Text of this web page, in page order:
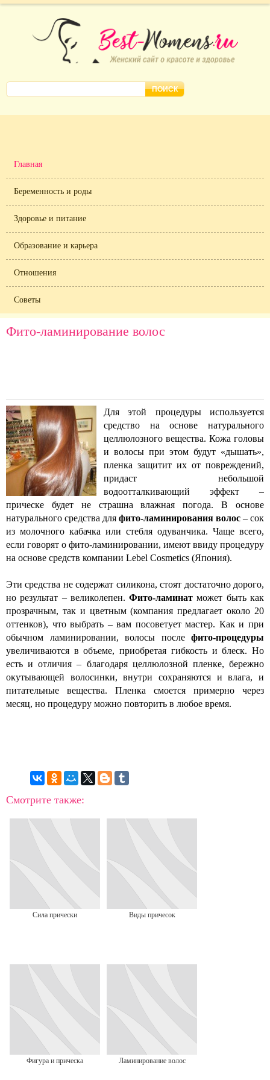
Главная
Беременность и роды
Здоровье и питание
Образование и карьера
Отношения
Советы
Фито-ламинирование волос
Для этой процедуры используется
средство на основе натурального
целлюлозного вещества. Кожа головы
и волосы при этом будут «дышать»,
пленка защитит их от повреждений,
придаст небольшой
водоотталкивающий эффект –
прическе будет не страшна влажная погода. В основе
натурального средства для фито-ламинирования волос – сок
из молочного кабачка или стебля одуванчика. Чаще всего,
если говорят о фито-ламинировании, имеют ввиду процедуру
на основе средств компании Lebel Cosmetics (Япония).
Эти средства не содержат силикона, стоят достаточно дорого,
но результат – великолепен.Фито-ламинат может быть как
прозрачным, так и цветным (компания предлагает около 20
оттенков), что выбрать – вам посоветует мастер. Как и при
обычном ламинировании, волосы после фито-процедуры
увеличиваются в объеме, приобретая гибкость и блеск. Но
есть и отличия – благодаря целлюлозной пленке, бережно
окутывающей волосинки, внутри сохраняются и влага, и
питательные вещества. Пленка смоется примерно через
месяц, но процедуру можно повторить в любое время.
Смотрите также:
Сила прически Виды причесок
Фигура и прическа Ламинирование волос